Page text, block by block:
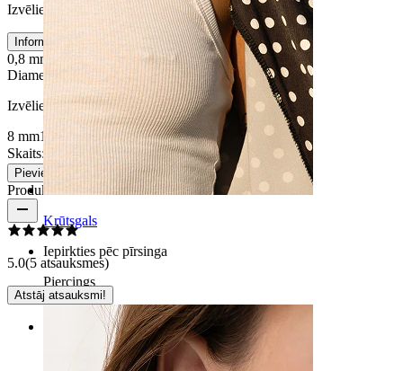
Krūtsgals
Iepirkties pēc pīrsinga
Piercings
Izvēlieties Vītnes biezums
Informācija par izmēru
0,8 mm
1 mm
Diametrs
Izvēlieties Diametrs
8 mm10 mm
Skaits: 1
Mainīt
Pievienot grozam
Produkta atsauksmes
5.0(5 atsauksmes)
Atstāj atsauksmi!